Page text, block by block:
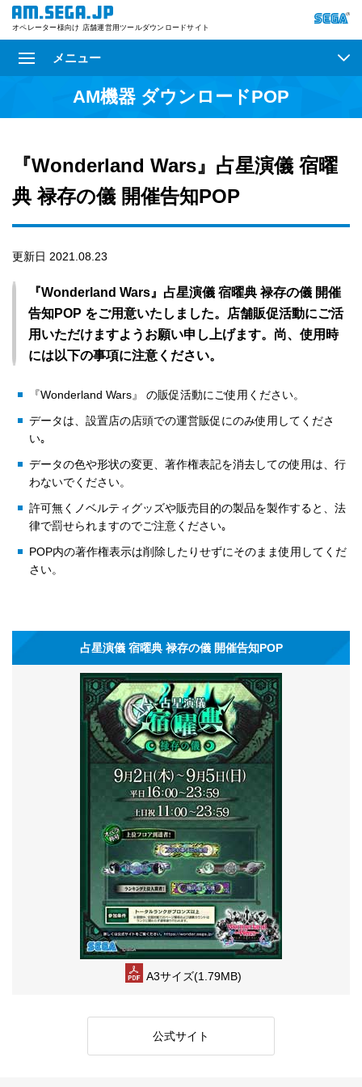
オペレーター様向け 店舗運営用ツールダウンロードサイト
メニュー
AM機器 ダウンロードPOP
『Wonderland Wars』占星演儀 宿曜
典 禄存の儀 開催告知POP
更新日 2021.08.23
『Wonderland Wars』占星演儀 宿曜典 禄存の儀 開催
告知POP をご用意いたしました。店舗販促活動にご活
用いただけますようお願い申し上げます。尚、使用時
には以下の事項に注意ください。
『Wonderland Wars』 の販促活動にご使用ください。
データは、設置店の店頭での運営販促にのみ使用してくださ
い｡
データの色や形状の変更、著作権表記を消去しての使用は、行
わないでください。
許可無くノベルティグッズや販売目的の製品を製作すると、法
律で罰せられますのでご注意ください｡
POP内の著作権表示は削除したりせずにそのまま使用してくだ
さい。
占星演儀 宿曜典 禄存の儀 開催告知POP
A3サイズ(1.79MB)
公式サイト